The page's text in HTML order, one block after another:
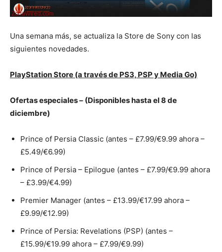
Una semana más, se actualiza la Store de Sony con las
siguientes novedades.
PlayStation Store (a través de PS3, PSP y Media Go)
Ofertas especiales – (Disponibles hasta el 8 de
diciembre)
Prince of Persia Classic (antes – £7.99/€9.99 ahora –
£5.49/€6.99)
Prince of Persia – Epilogue (antes – £7.99/€9.99 ahora
– £3.99/€4.99)
Premier Manager (antes – £13.99/€17.99 ahora –
£9.99/€12.99)
Prince of Persia: Revelations (PSP) (antes –
£15.99/€19.99 ahora – £7.99/€9.99)